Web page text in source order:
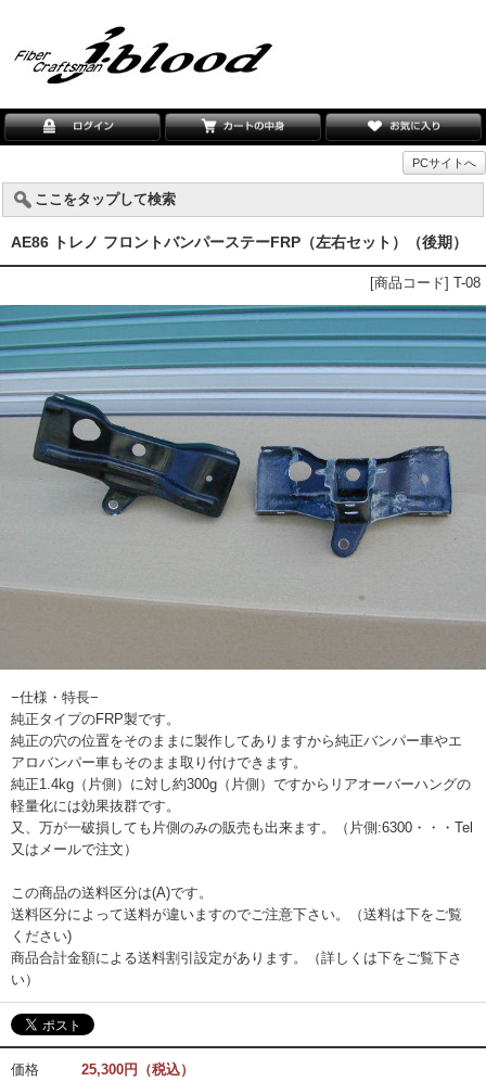
PCサイトへ
ここをタップして検索
AE86 トレノ フロントバンパーステーFRP（左右セット）（後期）
[商品コード] T-08
−仕様・特長−
純正タイプのFRP製です。
純正の穴の位置をそのままに製作してありますから純正バンパー車やエ
アロバンパー車もそのまま取り付けできます。
純正1.4kg（片側）に対し約300g（片側）ですからリアオーバーハングの
軽量化には効果抜群です。
又、万が一破損しても片側のみの販売も出来ます。（片側:6300・・・Tel
又はメールで注文）
この商品の送料区分は(A)です。
送料区分によって送料が違いますのでご注意下さい。（送料は下をご覧
ください)
商品合計金額による送料割引設定があります。（詳しくは下をご覧下さ
い）
価格
25,300円（税込）